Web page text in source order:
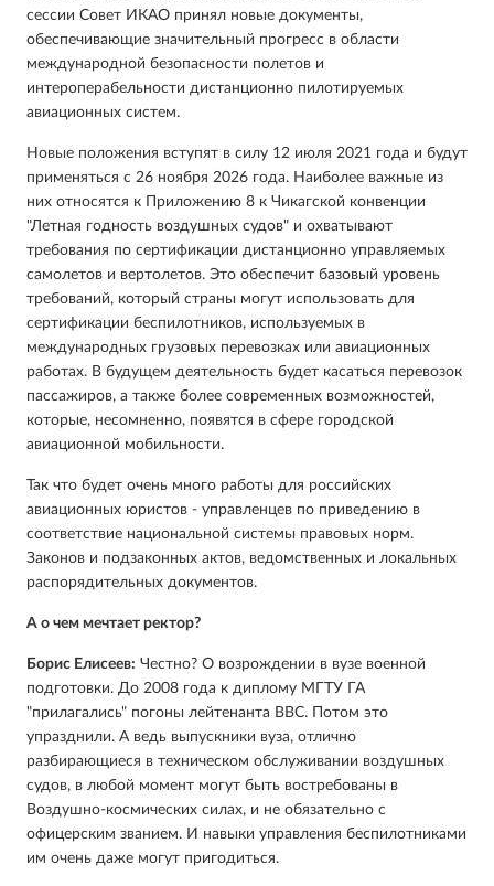
сессии Совет ИКАО принял новые документы,
обеспечивающие значительный прогресс в области
международной безопасности полетов и
интероперабельности дистанционно пилотируемых
авиационных систем.
Новые положения вступят в силу 12 июля 2021 года и будут
применяться с 26 ноября 2026 года. Наиболее важные из
них относятся к Приложению 8 к Чикагской конвенции
"Летная годность воздушных судов" и охватывают
требования по сертификации дистанционно управляемых
самолетов и вертолетов. Это обеспечит базовый уровень
требований, который страны могут использовать для
сертификации беспилотников, используемых в
международных грузовых перевозках или авиационных
работах. В будущем деятельность будет касаться перевозок
пассажиров, а также более современных возможностей,
которые, несомненно, появятся в сфере городской
авиационной мобильности.
Так что будет очень много работы для российских
авиационных юристов - управленцев по приведению в
соответствие национальной системы правовых норм.
Законов и подзаконных актов, ведомственных и локальных
распорядительных документов.
А о чем мечтает ректор?
Борис Елисеев: Честно? О возрождении в вузе военной
подготовки. До 2008 года к диплому МГТУ ГА
"прилагались" погоны лейтенанта ВВС. Потом это
упразднили. А ведь выпускники вуза, отлично
разбирающиеся в техническом обслуживании воздушных
судов, в любой момент могут быть востребованы в
Воздушно-космических силах, и не обязательно с
офицерским званием. И навыки управления беспилотниками
им очень даже могут пригодиться.